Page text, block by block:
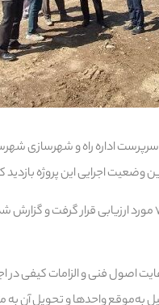
اداره راه و شهرسازی
در این بازدید، روند بتن‌ریزی سقف اول بلوک‌های ۵ و ۷
اصول فنی و الزامات کیفی در
به‌موقع واحدها و تحویل آن به